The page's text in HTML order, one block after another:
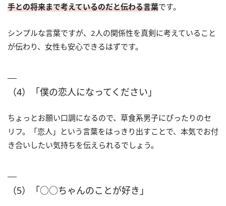
手との将来まで考えているのだと伝わる言葉です。
シンプルな言葉ですが、2人の関係性を真剣に考えていること
が伝わり、女性も安心できるはずです。
（4）「僕の恋人になってください」
ちょっとお願い口調になるので、草食系男子にぴったりのセ
リフ。「恋人」という言葉をはっきり出すことで、本気でお付
き合いしたい気持ちを伝えられるでしょう。
（5）「○○ちゃんのことが好き」